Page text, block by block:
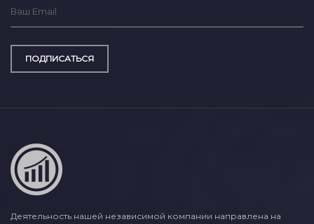
ПОДПИСАТЬСЯ
Деятельность нашей независимой компании направлена на